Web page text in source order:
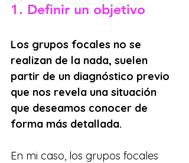
1. Definir un objetivo
Los grupos focales no se
realizan de la nada, suelen
partir de un diagnóstico previo
que nos revela una situación
que deseamos conocer de
forma más detallada.
En mi caso, los grupos focales